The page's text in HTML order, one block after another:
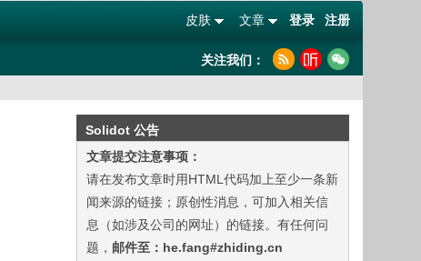
登录 注册
文章
皮肤
关注我们：
Solidot 公告
文章提交注意事项：
请在发布文章时用HTML代码加上至少一条新
闻来源的链接；原创性消息，可加入相关信
息（如涉及公司的网址）的链接。有任何问
题， 邮件至：he.fang#zhiding.cn